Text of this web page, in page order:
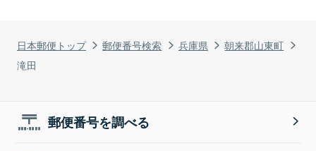
日本郵便トップ 郵便番号検索 兵庫県
朝来郡山東町
滝田
郵便番号を調べる